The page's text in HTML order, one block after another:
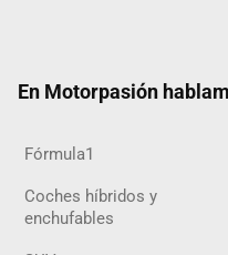
En Motorpasión
Fórmula1
Coches híbridos y
enchufables